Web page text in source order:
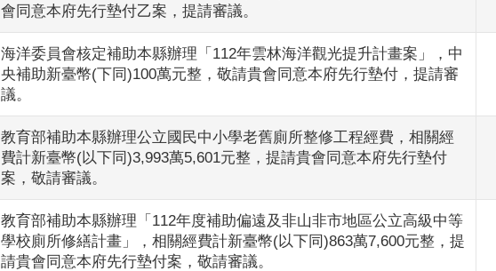
會同意本府先行墊付乙案，提請審議。
海洋委員會核定補助本縣辦理「112年雲林海洋觀光提升計畫案」，中
央補助新臺幣(下同)100萬元整，敬請貴會同意本府先行墊付，提請審
議。
教育部補助本縣辦理公立國民中小學老舊廁所整修工程經費，相關經
費計新臺幣(以下同)3,993萬5,601元整，提請貴會同意本府先行墊付
案，敬請審議。
教育部補助本縣辦理「112年度補助偏遠及非山非市地區公立高級中等
學校廁所修繕計畫」，相關經費計新臺幣(以下同)863萬7,600元整，提
請貴會同意本府先行墊付案，敬請審議。